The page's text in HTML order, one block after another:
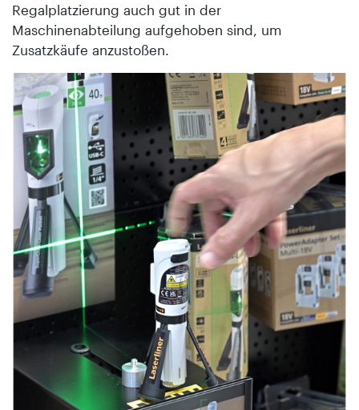
Regalplatzierung auch gut in der
Maschinenabteilung aufgehoben sind, um
Zusatzkäufe anzustoßen.